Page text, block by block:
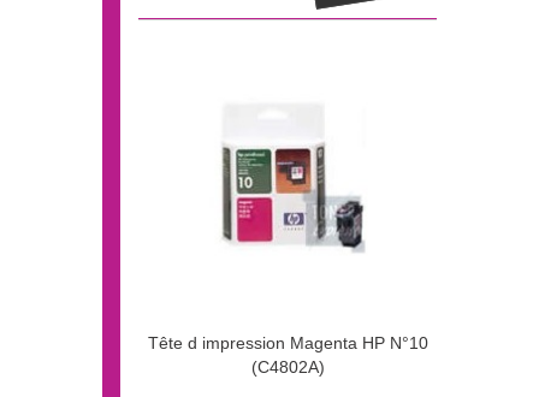
Tête d impression Magenta HP N°10
(C4802A)